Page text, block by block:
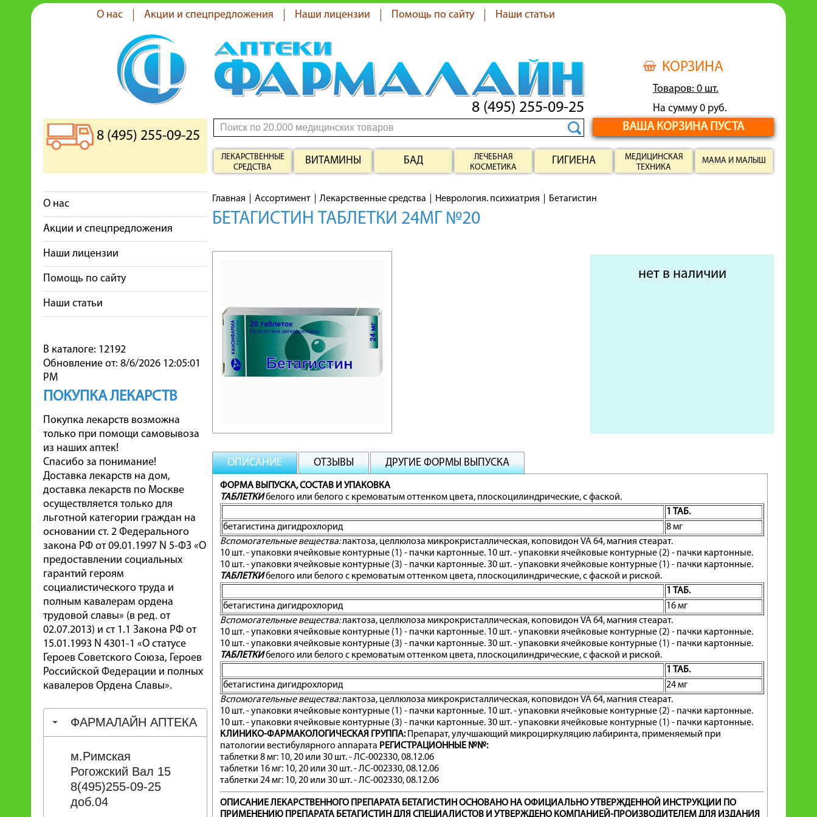
О нас Акции и спецпредложения Наши лицензии Помощь по сайту Наши статьи
КОРЗИНА
Товаров: 0 шт.
На сумму 0 руб.
ВАША КОРЗИНА ПУСТА
8 (495) 255-09-25
8 (495) 255-09-25
ЛЕКАРСТВЕННЫЕ
СРЕДСТВА
ВИТАМИНЫ БАД
ЛЕЧЕБНАЯ
КОСМЕТИКА
ГИГИЕНА
МЕДИЦИНСКАЯ
ТЕХНИКА
МАМА И МАЛЫШ
О нас
Акции и спецпредложения
Наши лицензии
Помощь по сайту
Наши статьи
В каталоге: 12192
Обновление от: 8/6/2026 12:05:01
PM
ПОКУПКА ЛЕКАРСТВ
Покупка лекарств возможна
только при помощи самовывоза
из наших аптек!
Спасибо за понимание!
Доставка лекарств на дом,
доставка лекарств по Москве
осуществляется только для
льготной категории граждан на
основании ст. 2 Федерального
закона РФ от 09.01.1997 N 5-ФЗ «О
предоставлении социальных
гарантий героям
социалистического труда и
полным кавалерам ордена
трудовой славы» (в ред. от
02.07.2013) и ст 1.1 Закона РФ от
15.01.1993 N 4301-1 «О статусе
Героев Советского Союза, Героев
Российской Федерации и полных
кавалеров Ордена Славы».
ФАРМАЛАЙН АПТЕКА
м.Римская
Рогожский Вал 15
8(495)255-09-25
доб.04
Главная Ассортимент Лекарственные средства Неврология. психиатрия Бетагистин
БЕТАГИСТИН ТАБЛЕТКИ 24МГ №20
нет в наличии
ОПИСАНИЕ ОТЗЫВЫ ДРУГИЕ ФОРМЫ ВЫПУСКА
ФОРМА ВЫПУСКА, СОСТАВ И УПАКОВКА
ТАБЛЕТКИбелого или белого с кремоватым оттенком цвета, плоскоцилиндрические, с фаской.
1 ТАБ.
бетагистина дигидрохлорид
8 мг
Вспомогательные вещества:лактоза, целлюлоза микрокристаллическая, коповидон VA 64, магния стеарат.
10 шт. - упаковки ячейковые контурные (1) - пачки картонные. 10 шт. - упаковки ячейковые контурные (2) - пачки картонные.
10 шт. - упаковки ячейковые контурные (3) - пачки картонные. 30 шт. - упаковки ячейковые контурные (1) - пачки картонные.
ТАБЛЕТКИбелого или белого с кремоватым оттенком цвета, плоскоцилиндрические, с фаской и риской.
1 ТАБ.
бетагистина дигидрохлорид
16 мг
Вспомогательные вещества:лактоза, целлюлоза микрокристаллическая, коповидон VA 64, магния стеарат.
10 шт. - упаковки ячейковые контурные (1) - пачки картонные. 10 шт. - упаковки ячейковые контурные (2) - пачки картонные.
10 шт. - упаковки ячейковые контурные (3) - пачки картонные. 30 шт. - упаковки ячейковые контурные (1) - пачки картонные.
ТАБЛЕТКИбелого или белого с кремоватым оттенком цвета, плоскоцилиндрические, с фаской и риской.
1 ТАБ.
бетагистина дигидрохлорид
24 мг
Вспомогательные вещества:лактоза, целлюлоза микрокристаллическая, коповидон VA 64, магния стеарат.
10 шт. - упаковки ячейковые контурные (1) - пачки картонные. 10 шт. - упаковки ячейковые контурные (2) - пачки картонные.
10 шт. - упаковки ячейковые контурные (3) - пачки картонные. 30 шт. - упаковки ячейковые контурные (1) - пачки картонные.
КЛИНИКО-ФАРМАКОЛОГИЧЕСКАЯ ГРУППА: Препарат, улучшающий микроциркуляцию лабиринта, применяемый при
патологии вестибулярного аппарата РЕГИСТРАЦИОННЫЕ №№:
таблетки 8 мг: 10, 20 или 30 шт. - ЛС-002330, 08.12.06
таблетки 16 мг: 10, 20 или 30 шт. - ЛС-002330, 08.12.06
таблетки 24 мг: 10, 20 или 30 шт. - ЛС-002330, 08.12.06
ОПИСАНИЕ ЛЕКАРСТВЕННОГО ПРЕПАРАТА БЕТАГИСТИН ОСНОВАНО НА ОФИЦИАЛЬНО УТВЕРЖДЕННОЙ ИНСТРУКЦИИ ПО
ПРИМЕНЕНИЮ ПРЕПАРАТА БЕТАГИСТИН ДЛЯ СПЕЦИАЛИСТОВ И УТВЕРЖДЕНО КОМПАНИЕЙ-ПРОИЗВОДИТЕЛЕМ ДЛЯ ИЗДАНИЯ